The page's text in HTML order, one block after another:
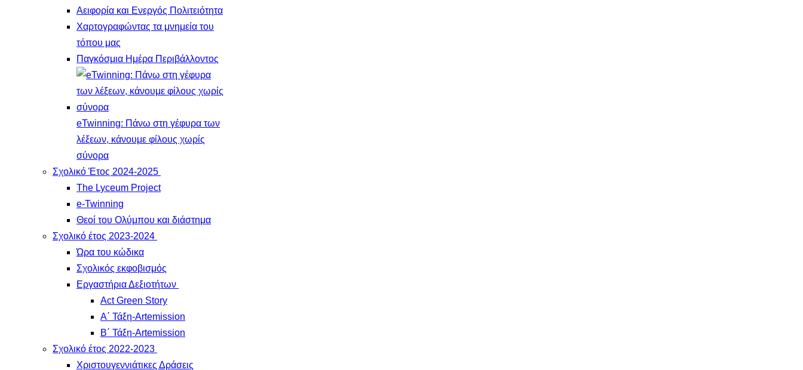
Αειφορία και Ενεργός Πολιτειότητα
Χαρτογραφώντας τα μνημεία του
τόπου μας
Παγκόσμια Ημέρα Περιβάλλοντος
eTwinning: Πάνω στη γέφυρα των
λέξεων, κάνουμε φίλους χωρίς
σύνορα
Σχολικό Έτος 2024-2025
The Lyceum Project
e-Twinning
Θεοί του Ολύμπου και διάστημα
Σχολικό έτος 2023-2024
Ώρα του κώδικα
Σχολικός εκφοβισμός
Εργαστήρια Δεξιοτήτων
Act Green Story
Α΄ Τάξη-Artemission
Β΄ Τάξη-Artemission
Σχολικό έτος 2022-2023
Χριστουγεννιάτικες Δράσεις